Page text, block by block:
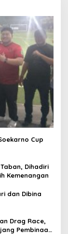
Cup
Dihadiri
Kemenangan
dan Dibina
Drag Race,
Pembinaan